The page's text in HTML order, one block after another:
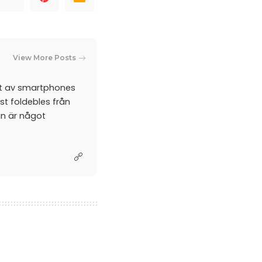
View More Posts
av smartphones
foldebles från
är något